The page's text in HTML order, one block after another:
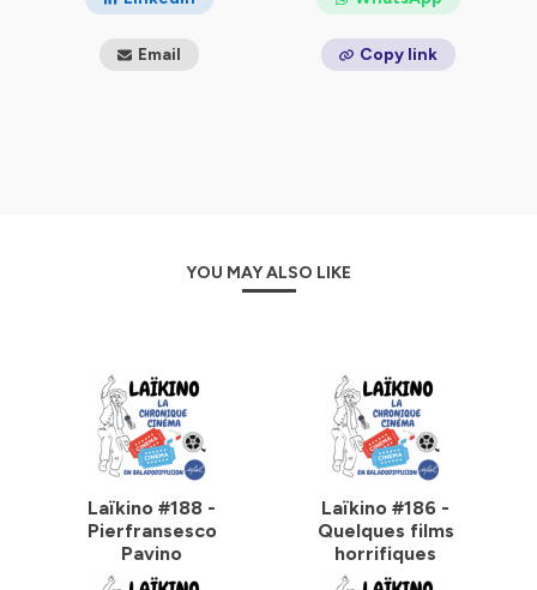
matériels et moraux des familles, de les représenter en
notamment auprès des pouvoirs publics, des
organismes semi-publics, des collectivités et des
sociale qui regroupe des personnes en fonction de leurs
celles qui en ont besoin, sans discrimination et dans la
diversité des choix librement consentis.
Pour l’UFAL, la laïcité est d’abord un cadre juridique,
applicable à tous et garantissant la liberté de
conscience. Elle assure le respect de la pluralité du
assurant ainsi l’égalité en droit de tous les citoyens.
Pour cela, l’UFAL défend les neuf principes républicains
du XXIe siècle que sont la liberté, l’égalité, la fraternité, la
Email Copy link
YOU MAY ALSO LIKE
Laïkino #188 -
Pierfransesco
Pavino
Laïkino #186 -
Quelques films
horrifiques